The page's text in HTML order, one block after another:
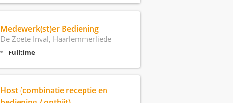
Medewerk(st)er Bediening
De Zoete Inval, Haarlemmerliede
Fulltime
Host (combinatie receptie en